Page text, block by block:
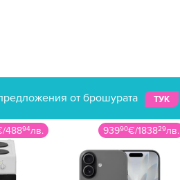
от брошурата ТУК
/48894лв. 93990€/183829лв.